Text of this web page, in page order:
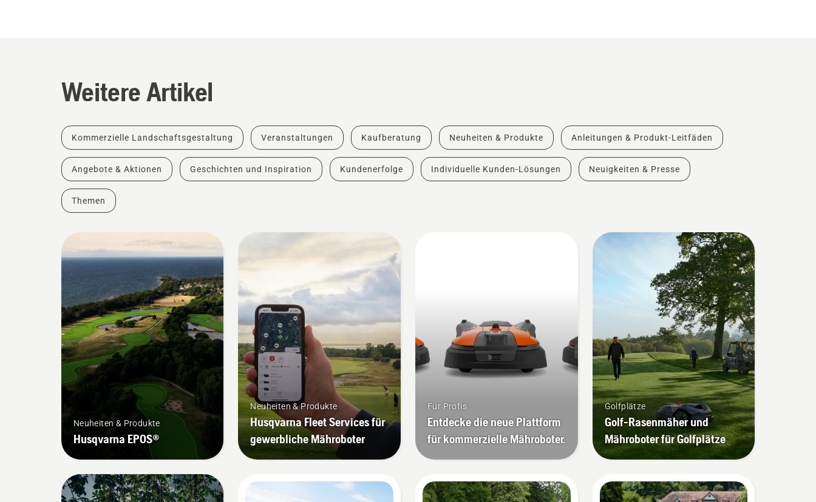
Weitere Artikel
Kommerzielle Landschaftsgestaltung Veranstaltungen Kaufberatung Neuheiten & Produkte Anleitungen & Produkt-Leitfäden
Angebote & Aktionen Geschichten und Inspiration Kundenerfolge Individuelle Kunden-Lösungen Neuigkeiten & Presse
Themen
Neuheiten & Produkte
Husqvarna EPOS®
Neuheiten & Produkte
Husqvarna Fleet Services für
gewerbliche Mähroboter
Für Profis
Entdecke die neue Plattform
für kommerzielle Mähroboter.
Golfplätze
Golf-Rasenmäher und
Mähroboter für Golfplätze